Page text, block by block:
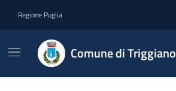
Regione Puglia
Comune di Triggiano